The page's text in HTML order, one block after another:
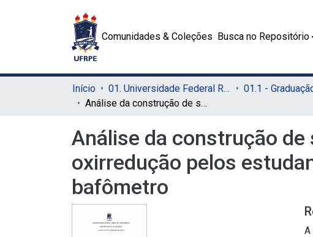
Comunidades & Coleções Busca no Repositório
Início 01. Universidade Federal Rural de Pernambuco - UFRPE (Sede) 01.1 -
Análise da construção de sentidos e significados sobre a reação de oxirredução pelos estudantes a partir de uma sequência didática sobre bafômetro
Análise da construção
oxirredução pelos
bafômetro
A